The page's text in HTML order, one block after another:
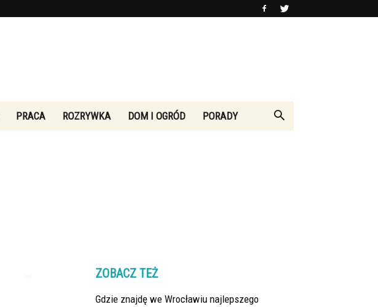
PRACA ROZRYWKA DOM I OGRÓD PORADY
ZOBACZ TEŻ
Gdzie znajdę we Wrocławiu najlepszego